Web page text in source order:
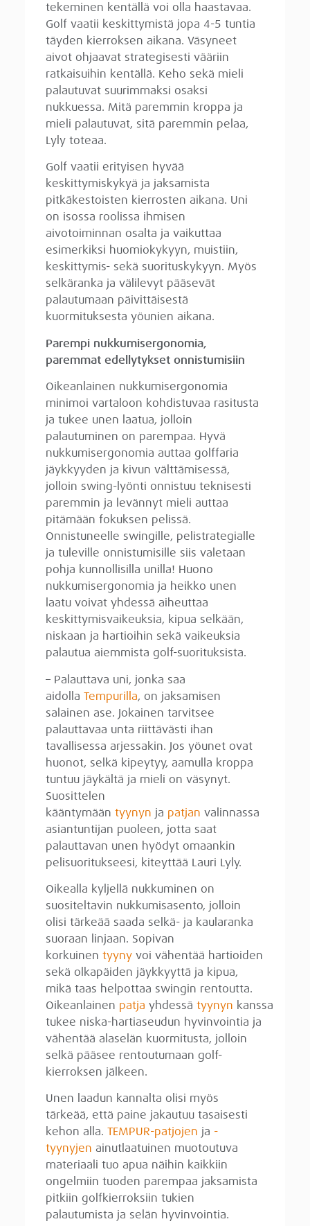
tekeminen kentällä voi olla haastavaa.
Golf vaatii keskittymistä jopa 4-5 tuntia
täyden kierroksen aikana. Väsyneet
aivot ohjaavat strategisesti vääriin
ratkaisuihin kentällä. Keho sekä mieli
palautuvat suurimmaksi osaksi
nukkuessa. Mitä paremmin kroppa ja
mieli palautuvat, sitä paremmin pelaa,
Lyly toteaa.
Golf vaatii erityisen hyvää
keskittymiskykyä ja jaksamista
pitkäkestoisten kierrosten aikana. Uni
on isossa roolissa ihmisen
aivotoiminnan osalta ja vaikuttaa
esimerkiksi huomiokykyyn, muistiin,
keskittymis- sekä suorituskykyyn. Myös
selkäranka ja välilevyt pääsevät
palautumaan päivittäisestä
kuormituksesta yöunien aikana.
Parempi nukkumisergonomia,
paremmat edellytykset onnistumisiin
Oikeanlainen nukkumisergonomia
minimoi vartaloon kohdistuvaa rasitusta
ja tukee unen laatua, jolloin
palautuminen on parempaa. Hyvä
nukkumisergonomia auttaa golffaria
jäykkyyden ja kivun välttämisessä,
jolloin swing-lyönti onnistuu teknisesti
paremmin ja levännyt mieli auttaa
pitämään fokuksen pelissä.
Onnistuneelle swingille, pelistrategialle
ja tuleville onnistumisille siis valetaan
pohja kunnollisilla unilla! Huono
nukkumisergonomia ja heikko unen
laatu voivat yhdessä aiheuttaa
keskittymisvaikeuksia, kipua selkään,
niskaan ja hartioihin sekä vaikeuksia
palautua aiemmista golf-suorituksista.
– Palauttava uni, jonka saa
aidolla Tempurilla, on jaksamisen
salainen ase. Jokainen tarvitsee
palauttavaa unta riittävästi ihan
tavallisessa arjessakin. Jos yöunet ovat
huonot, selkä kipeytyy, aamulla kroppa
tuntuu jäykältä ja mieli on väsynyt.
Suosittelen
kääntymään tyynyn ja patjan valinnassa
asiantuntijan puoleen, jotta saat
palauttavan unen hyödyt omaankin
pelisuoritukseesi, kiteyttää Lauri Lyly.
Oikealla kyljellä nukkuminen on
suositeltavin nukkumisasento, jolloin
olisi tärkeää saada selkä- ja kaularanka
suoraan linjaan. Sopivan
korkuinen tyynyvoi vähentää hartioiden
sekä olkapäiden jäykkyyttä ja kipua,
mikä taas helpottaa swingin rentoutta.
Oikeanlainen patja yhdessä tyynyn kanssa
tukee niska-hartiaseudun hyvinvointia ja
vähentää alaselän kuormitusta, jolloin
selkä pääsee rentoutumaan golf-
kierroksen jälkeen.
Unen laadun kannalta olisi myös
tärkeää, että paine jakautuu tasaisesti
kehon alla. TEMPUR-patjojen ja -
tyynyjen ainutlaatuinen muotoutuva
materiaali tuo apua näihin kaikkiin
ongelmiin tuoden parempaa jaksamista
pitkiin golfkierroksiin tukien
palautumista ja selän hyvinvointia.